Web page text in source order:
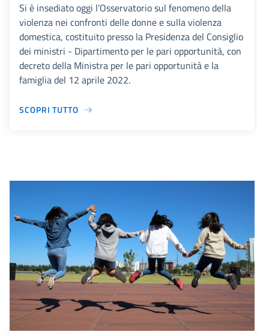
Si è insediato oggi l’Osservatorio sul fenomeno della
violenza nei confronti delle donne e sulla violenza
domestica, costituito presso la Presidenza del Consiglio
dei ministri - Dipartimento per le pari opportunità, con
decreto della Ministra per le pari opportunità e la
famiglia del 12 aprile 2022.
SCOPRI TUTTO